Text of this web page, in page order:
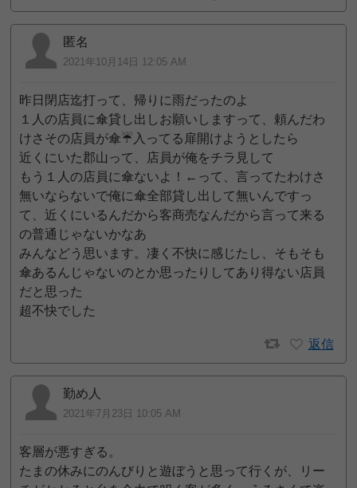
匿名
2021年10月14日 12:05 AM
昨日閉店迄打って、帰りに雨だったのよ
１人の店員に傘貸し出しお願いしますって、頼んだわ
けさその店員が傘☔入ってる扉開けようとしたら
近くにいた郡山って、店員が俺をチラ見して
もう１人の店員に傘ないよ！←って、言ってたわけさ
無いならないで俺に傘全部貸し出して無いんですっ
て、近くにいるんだから客商売なんだから言って来る
の普通じゃないかなあ
みんなどう思います。凄く不快に感じたし、そもそも
傘あるんじゃないのとか思ったりしてあり得ない店員
だと思った
超不快でした
返信
勤め人
2021年7月23日 10:05 AM
客層が悪すぎる。
たまの休みにのんびりと遊ぼうと思って行くが、リー